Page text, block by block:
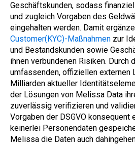
Geschäftskunden, sodass
und zugleich Vorgaben des
eingehalten werden. Damit
Customer(KYC)-Maßnahmen zur
und Bestandskunden sowie
ihnen verbundenen Risiken. Durch
umfassenden, offiziellen externen
Milliarden aktueller
der Lösungen von Melissa Data
zuverlässig verifizieren und
Vorgaben der DSGVO konsequent
keinerlei Personendaten
Melissa die Daten auch